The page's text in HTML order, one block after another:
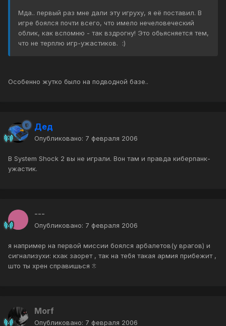
Мда.. первый раз мне дали эту игруху, я её поставил. В
игре боялся почти всего, что имело нечеловеческий
облик, как вспомню - так вздрогну! Это обьясняется тем,
что не терплю игр-ужастиков. :)
Особенно жутко было на подводной базе..
Дед
Опубликовано: 7 февраля 2006
В System Shock 2 вы не играли. Вон там и правда киберпанк-
ужастик.
---
Опубликовано: 7 февраля 2006
я например на первой миссии боялся арбалетов(у врагов) и
сигнализухи: кхак заорет , так на тебя такая армия прибежит ,
што ты хрен справишься :!:
Morf
Опубликовано: 7 февраля 2006